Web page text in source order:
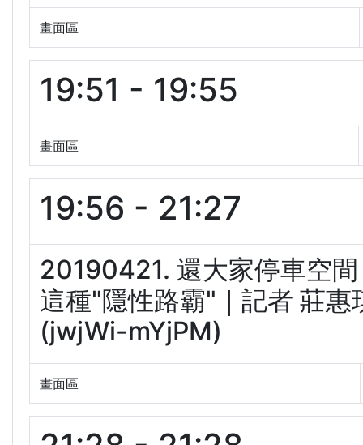
畫面區
19:51 - 19:55
畫面區
19:56 - 21:27
20190421. 還大家停車空
這種"隱性路霸"｜記者 莊
(jwjWi-mYjPM)
畫面區